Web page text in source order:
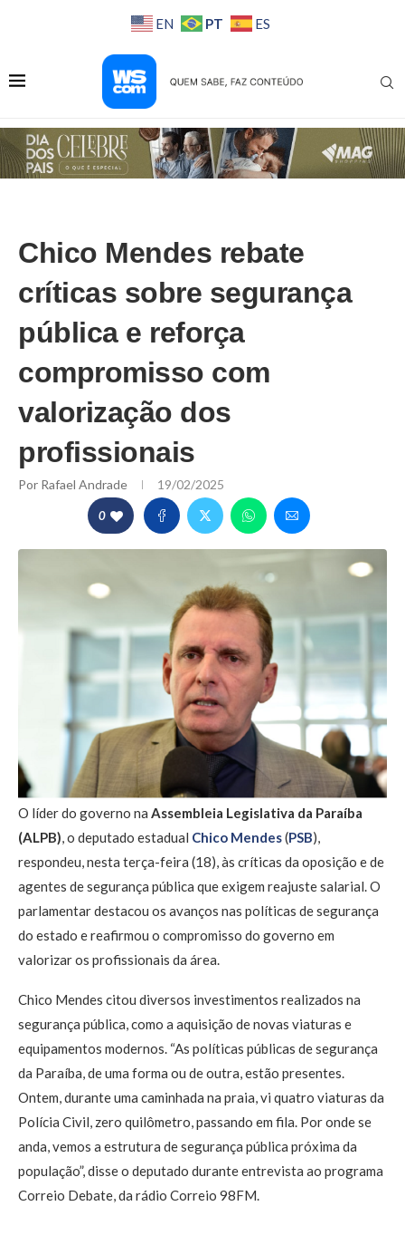
EN PT ES
Chico Mendes rebate
críticas sobre segurança
pública e reforça
compromisso com
valorização dos
profissionais
Por Rafael Andrade 19/02/2025
0
O líder do governo na Assembleia Legislativa da Paraíba
(ALPB), o deputado estadual Chico Mendes(PSB),
respondeu, nesta terça-feira (18), às críticas da oposição e de
agentes de segurança pública que exigem reajuste salarial. O
parlamentar destacou os avanços nas políticas de segurança
do estado e reafirmou o compromisso do governo em
valorizar os profissionais da área.
Chico Mendes citou diversos investimentos realizados na
segurança pública, como a aquisição de novas viaturas e
equipamentos modernos. “As políticas públicas de segurança
da Paraíba, de uma forma ou de outra, estão presentes.
Ontem, durante uma caminhada na praia, vi quatro viaturas da
Polícia Civil, zero quilômetro, passando em fila. Por onde se
anda, vemos a estrutura de segurança pública próxima da
população”, disse o deputado durante entrevista ao programa
Correio Debate, da rádio Correio 98FM.